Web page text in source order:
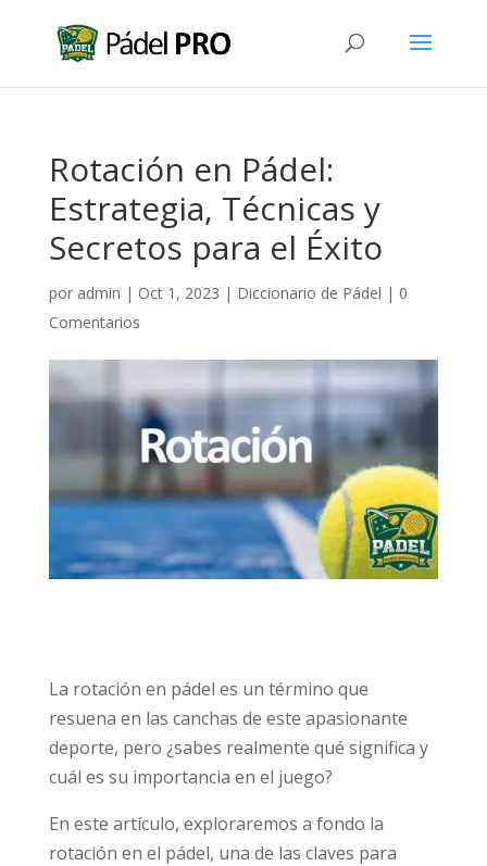
Rotación en Pádel:
Estrategia, Técnicas y
Secretos para el Éxito
por admin | Oct 1, 2023 | Diccionario de Pádel | 0
Comentarios
La rotación en pádel es un término que
resuena en las canchas de este apasionante
deporte, pero ¿sabes realmente qué significa y
cuál es su importancia en el juego?
En este artículo, exploraremos a fondo la
rotación en el pádel, una de las claves para